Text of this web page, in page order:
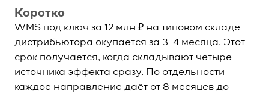
Коротко
WMS под ключ за 12 млн ₽ на типовом складе
дистрибьютора окупается за 3–4 месяца. Этот
срок получается, когда складывают четыре
источника эффекта сразу. По отдельности
каждое направление даёт от 8 месяцев до